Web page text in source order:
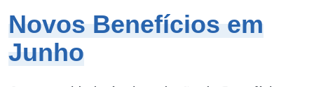
Novos Benefícios em
Junho